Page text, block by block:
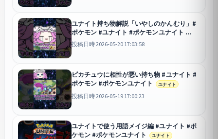
ユナイト持ち物解説「いやしのかんむり」#
ポケモン #ユナイト #ポケモンユナイト
ユナイト
投稿日時 2026-05-20 17:03:58
ピカチュウに相性が悪い持ち物 #ユナイト #
ポケモン #ポケモンユナイト
ユナイト
投稿日時 2026-05-19 17:00:23
ユナイトで使う用語メイジ編 #ユナイト #ポ
ケモン #ポケモンユナイト
ユナイト